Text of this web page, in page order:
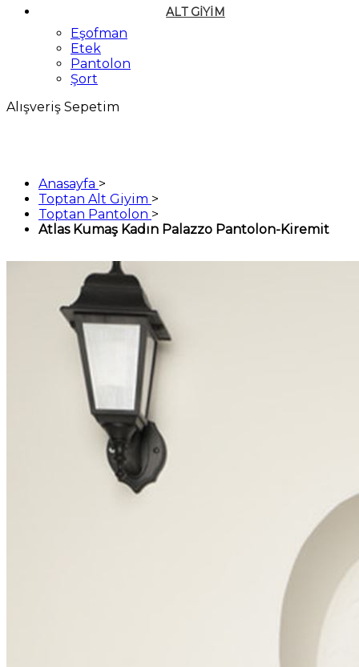
ALT GIYIM
Eşofman
Etek
Pantolon
Şort
Alışveriş Sepetim
Anasayfa >
Toptan Alt Giyim >
Toptan Pantolon >
Atlas Kumaş Kadın Palazzo Pantolon-Kiremit